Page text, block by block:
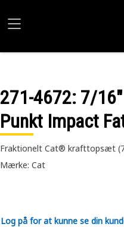
271-4672: 7/
Punkt Impact
Fraktionelt Cat® krafttopsæt
Mærke: Cat
Log på for at kunne se din